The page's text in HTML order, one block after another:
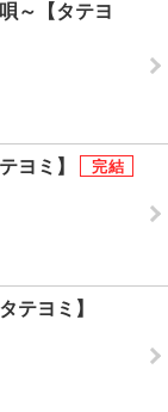
～【タテヨ
ヨミ】
テヨミ】